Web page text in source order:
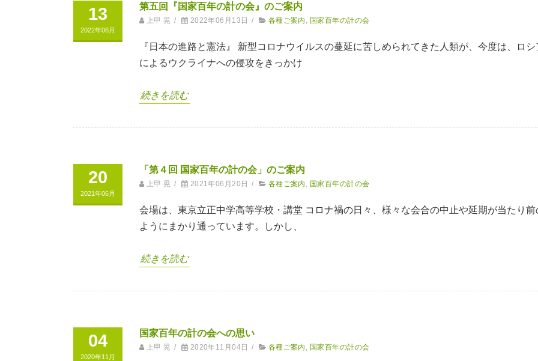
13
2022年06月
第五回『国家百年の計の会』のご案内
上甲 晃 / 2022年06月13日 / 各種ご案内 国家百年の計の会
『⽇本の進路と憲法』 新型コロナウイルスの蔓延に苦しめられてきた⼈類が、今度は、ロシ
によるウクライナへの侵攻をきっかけ
続きを読む
20
2021年06月
「第４回 国家百年の計の会」のご案内
上甲 晃 / 2021年06月20日 / 各種ご案内 国家百年の計の会
会場は、東京立正中学高等学校・講堂 コロナ禍の日々、様々な会合の中止や延期が当たり前
ようにまかり通っています。しかし、
続きを読む
04
2020年11月
国家百年の計の会への思い
上甲 晃 / 2020年11月04日 / 各種ご案内 国家百年の計の会